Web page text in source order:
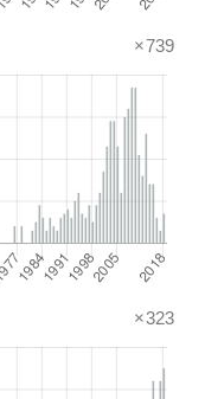
×739
×323